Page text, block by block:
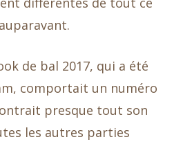
de bal 2017, qui a été
comportait un numéro
presque tout son
les autres parties